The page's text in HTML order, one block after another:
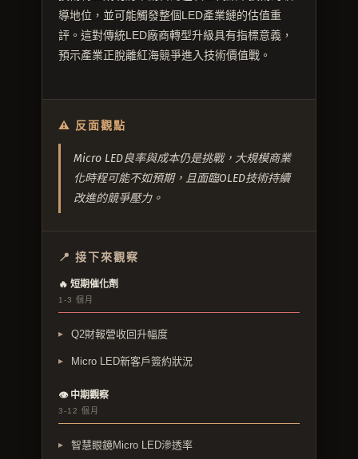
導地位，並可能觸發整個LED產業鏈的估值重
評。這對傳統LED廠商轉型升級具有指標意義，
預示產業正脫離紅海競爭進入技術價值戰。
⚠ 反面觀點
Micro LED良率與成本仍是挑戰，大規模商業
化時程可能不如預期，且面臨OLED技術持續
改進的競爭壓力。
📍 接下來觀察
🔥 短期催化劑
1-3 個月
Q2財報營收回升幅度
Micro LED新客戶簽約狀況
👁 中期觀察
3-12 個月
智慧眼鏡Micro LED滲透率